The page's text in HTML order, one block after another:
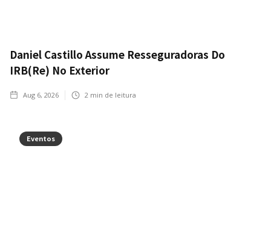
Daniel Castillo Assume Resseguradoras Do
IRB(Re) No Exterior
Aug 6, 2026 2 min de leitura
Eventos